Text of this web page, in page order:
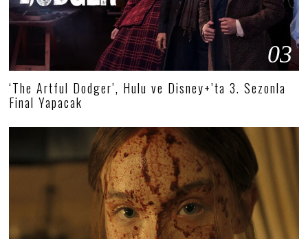
03
‘The Artful Dodger’, Hulu ve Disney+’ta 3. Sezonla
Final Yapacak